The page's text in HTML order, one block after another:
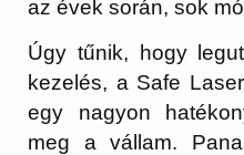
az évek során, sok
Úgy tűnik, hogy
kezelés, a Safe
egy nagyon
meg a vállam.